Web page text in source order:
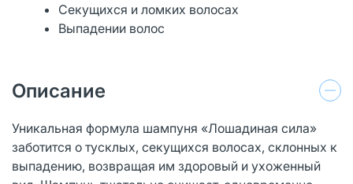
Секущихся и ломких волосах
Выпадении волос
Описание
Уникальная формула шампуня «Лошадиная сила»
заботится о тусклых, секущихся волосах, склонных к
выпадению, возвращая им здоровый и ухоженный